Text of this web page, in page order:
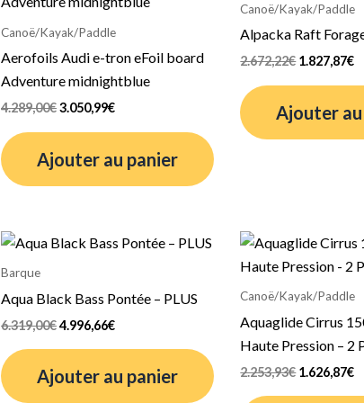
Canoë/Kayak/Paddle
Aerofoils Audi e-tron eFoil board
Adventure midnightblue
4.289,00€
initial
4.289,00€.
3.050,99€
actuel
3.050,99€.
Ajouter au panier
Canoë/Kayak/Paddle
Alpacka Raft
2.672,22€
initial
2.672,22€.
1.827,87€
Ajouter
Barque
Aqua Black Bass Pontée – PLUS
6.319,00€
Le
6.319,00€.
4.996,66€
Le
4.996,66€.
Ajouter au panier
Canoë/Kayak/Paddle
Aquaglide Cirrus
Haute Pression – 2
2.253,93€
Le
initial
2.253,93€.
1.626,87€